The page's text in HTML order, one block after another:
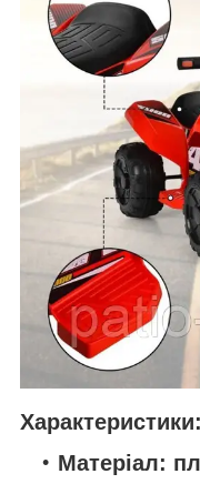
Характеристики:
Матеріал: